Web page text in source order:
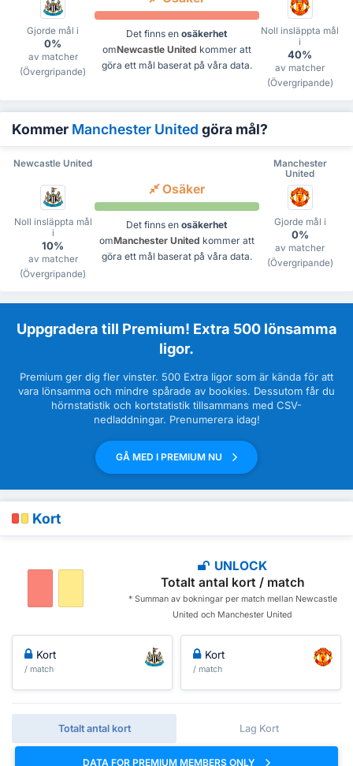
Gjorde mål i
0%
av matcher
(Övergripande)
Det finns en osäkerhet
omNewcastle United kommer att
göra ett mål baserat på våra data.
Noll insläppta mål
i
40%
av matcher
(Övergripande)
Kommer Manchester United göra mål?
Newcastle United
Manchester
United
Noll insläppta mål
i
10%
av matcher
(Övergripande)
Osäker
Det finns en osäkerhet
omManchester United kommer att
göra ett mål baserat på våra data.
Gjorde mål i
0%
av matcher
(Övergripande)
Uppgradera till Premium! Extra 500 lönsamma
ligor.
Premium ger dig fler vinster. 500 Extra ligor som är kända för att
vara lönsamma och mindre spårade av bookies. Dessutom får du
hörnstatistik och kortstatistik tillsammans med CSV-
nedladdningar. Prenumerera idag!
GÅ MED I PREMIUM NU
Kort
UNLOCK
Totalt antal kort / match
* Summan av bokningar per match mellan Newcastle
United och Manchester United
Kort
/ match
Kort
/ match
Totalt antal kort Lag Kort
DATA FOR PREMIUM MEMBERS ONLY